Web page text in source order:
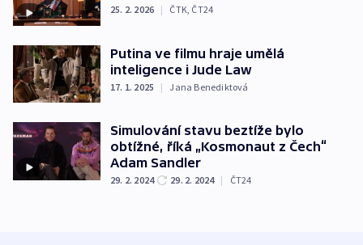
25. 2. 2026 | ČTK, ČT24
Putina ve filmu hraje umělá
inteligence i Jude Law
17. 1. 2025 | Jana Benediktová
Simulování stavu beztíže bylo
obtížné, říká „Kosmonaut z Čech“
Adam Sandler
29. 2. 2024 29. 2. 2024 | ČT24